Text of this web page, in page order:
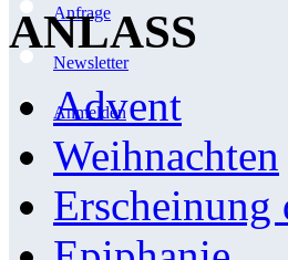
Anfrage
Newsletter
Anmelden
ANLASS
Advent
Weihnachten
Erscheinung